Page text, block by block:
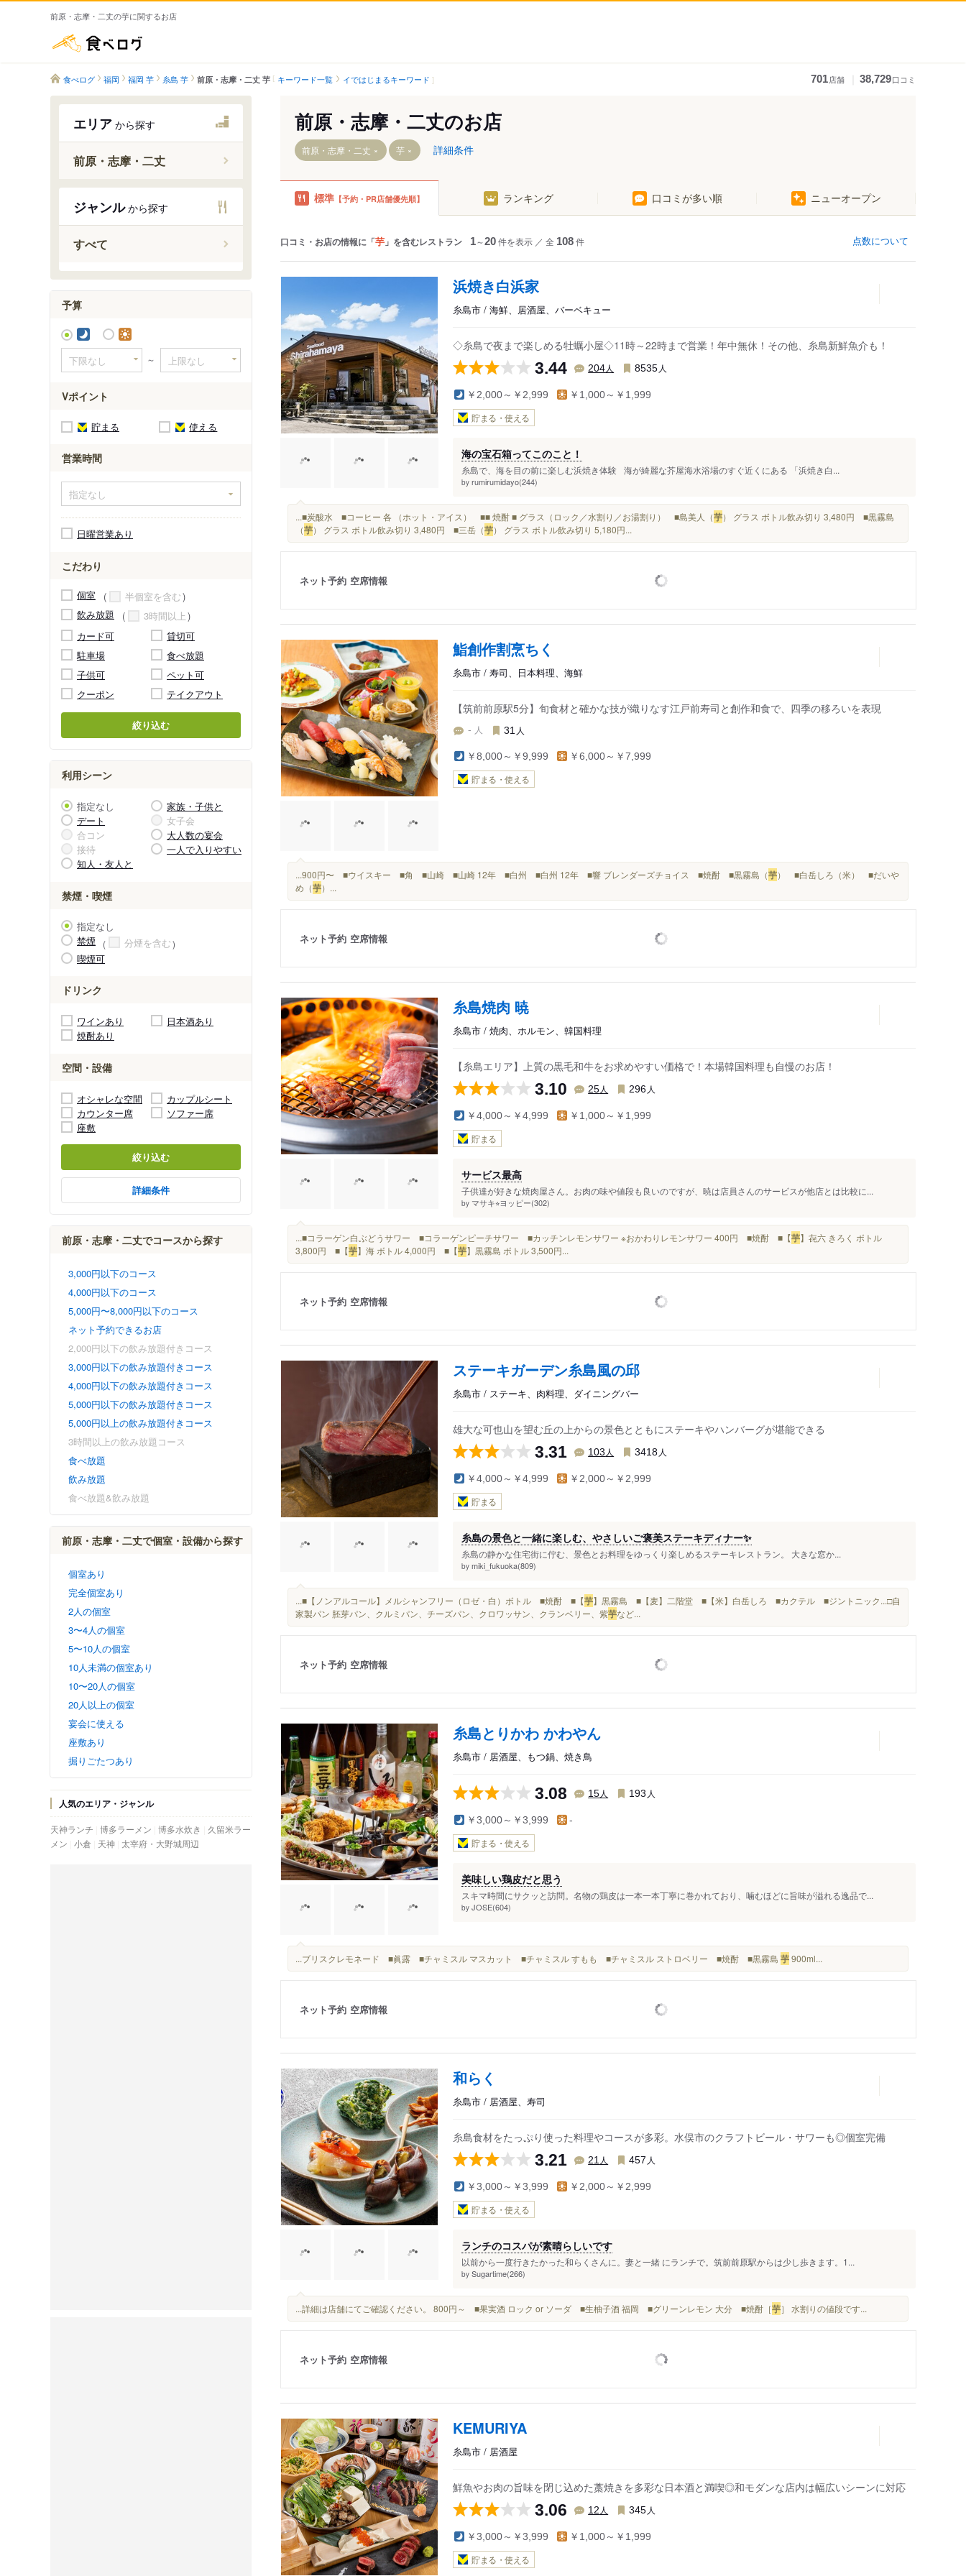
前原・志摩・二丈の芋に関するお店
食べログ 福岡 福岡 芋 糸島 芋 前原・志摩・二丈 芋 キーワード一覧 イではじまるキーワード 701店舗 38,729口コミ
エリア から探す
前原・志摩・二丈
波多江駅
筑前前原駅
美咲が丘駅
加布里駅
筑前深江駅
大入駅
福吉駅
ジャンルから探す
すべて
予算
～
Vポイント
貯まる 使える
営業時間
日曜営業あり
こだわり
個室
半個室を含む
飲み放題
3時間以上
カード可
貸切可
駐車場
食べ放題
子供可
ペット可
クーポン
テイクアウト
絞り込む
利用シーン
指定なし
家族・子供と
デート
女子会
合コン
大人数の宴会
接待
一人で入りやすい
知人・友人と
禁煙・喫煙
指定なし
禁煙
分煙を含む
喫煙可
ドリンク
ワインあり
日本酒あり
焼酎あり
空間・設備
オシャレな空間
カップルシート
カウンター席
ソファー席
座敷
絞り込む
詳細条件
前原・志摩・二丈でコースから探す
3,000円以下のコース
4,000円以下のコース
5,000円〜8,000円以下のコース
ネット予約できるお店
2,000円以下の飲み放題付きコース
3,000円以下の飲み放題付きコース
4,000円以下の飲み放題付きコース
5,000円以下の飲み放題付きコース
5,000円以上の飲み放題付きコース
3時間以上の飲み放題コース
食べ放題
飲み放題
食べ放題&飲み放題
前原・志摩・二丈で個室・設備から探す
個室あり
完全個室あり
2人の個室
3〜4人の個室
5〜10人の個室
10人未満の個室あり
10〜20人の個室
20人以上の個室
宴会に使える
座敷あり
掘りごたつあり
人気のエリア・ジャンル
天神ランチ 博多ラーメン 博多水炊き
久留米ラー
メン 小倉 天神 太宰府・大野城周辺
前原・志摩・二丈のお店
前原・志摩・二丈 芋 詳細条件
標準 【予約・PR店舗優先順】 ランキング 口コミが多い順 ニューオープン
口コミ・お店の情報に「芋 」を含むレストラン 1～20件を表示 ／ 全 108件 点数について
浜焼き白浜家
糸島市 / 海鮮、居酒屋、バーベキュー
◇糸島で夜まで楽しめる牡蠣小屋◇11時～22時まで営業！年中無休！その他、糸島新鮮魚介も！
3.44 204人 8535 人
￥2,000～￥2,999 ￥1,000～￥1,999
貯まる・使える
海の宝石箱ってこのこと！
糸島で、海を目の前に楽しむ浜焼き体験 海が綺麗な芥屋海水浴場のすぐ近くにある 「浜焼き白...
by rumirumidayo(244)
...■炭酸水 ■コーヒー 各 （ホット・アイス） ■■ 焼酎 ■ グラス（ロック／水割り／お湯割り） ■島美人（芋） グラス ボトル飲み切り 3,480円 ■黒霧島
（芋） グラス ボトル飲み切り 3,480円 ■三岳（芋） グラス ボトル飲み切り 5,180円...
ネット予約 空席情報
鮨創作割烹ちく
糸島市 / 寿司、日本料理、海鮮
【筑前前原駅5分】旬食材と確かな技が織りなす江戸前寿司と創作和食で、四季の移ろいを表現
- 人 31 人
￥8,000～￥9,999 ￥6,000～￥7,999
貯まる・使える
...900円〜 ■ウイスキー ■角 ■山崎 ■山崎 12年 ■白州 ■白州 12年 ■響 ブレンダーズチョイス ■焼酎 ■黒霧島（芋） ■白岳しろ（米） ■だいや
め（芋）...
ネット予約 空席情報
糸島焼肉 暁
糸島市 / 焼肉、ホルモン、韓国料理
【糸島エリア】上質の黒毛和牛をお求めやすい価格で！本場韓国料理も自慢のお店！
3.10 25人 296 人
￥4,000～￥4,999 ￥1,000～￥1,999
貯まる
サービス最高
子供達が好きな焼肉屋さん。お肉の味や値段も良いのですが、暁は店員さんのサービスが他店とは比較に...
by マサキ⭐︎ヨッピー(302)
...■コラーゲン白ぶどうサワー ■コラーゲンピーチサワー ■カッチンレモンサワー ※おかわりレモンサワー 400円 ■焼酎 ■【芋】㐂六 きろく ボトル
3,800円 ■【芋】海 ボトル 4,000円 ■【芋】黒霧島 ボトル 3,500円...
ネット予約 空席情報
ステーキガーデン糸島風の邱
糸島市 / ステーキ、肉料理、ダイニングバー
雄大な可也山を望む丘の上からの景色とともにステーキやハンバーグが堪能できる
3.31 103 人 3418 人
￥4,000～￥4,999 ￥2,000～￥2,999
貯まる
糸島の景色と一緒に楽しむ、やさしいご褒美ステーキディナー✨️
糸島の静かな住宅街に佇む、景色とお料理をゆっくり楽しめるステーキレストラン。 大きな窓か...
by miki_fukuoka(809)
...■【ノンアルコール】メルシャンフリー（ロゼ・白）ボトル ■焼酎 ■【芋】黒霧島 ■【麦】二階堂 ■【米】白岳しろ ■カクテル ■ジントニック...□自
家製パン 胚芽パン、クルミパン、チーズパン、クロワッサン、クランベリー、紫芋など...
ネット予約 空席情報
糸島とりかわ かわやん
糸島市 / 居酒屋、もつ鍋、焼き鳥
3.08 15人 193 人
￥3,000～￥3,999 -
貯まる・使える
美味しい鶏皮だと思う
スキマ時間にサクッと訪問。名物の鶏皮は一本一本丁寧に巻かれており、噛むほどに旨味が溢れる逸品で...
by JOSE(604)
...ブリスクレモネード ■眞露 ■チャミスル マスカット ■チャミスル すもも ■チャミスル ストロベリー ■焼酎 ■黒霧島 芋900ml...
ネット予約 空席情報
和らく
糸島市 / 居酒屋、寿司
糸島食材をたっぷり使った料理やコースが多彩。水俣市のクラフトビール・サワーも◎個室完備
3.21 21 人 457 人
￥3,000～￥3,999 ￥2,000～￥2,999
貯まる・使える
ランチのコスパが素晴らしいです
以前から一度行きたかった和らくさんに。妻と一緒 にランチで。筑前前原駅からは少し歩きます。1...
by Sugartime(266)
...詳細は店舗にてご確認ください。 800円～ ■果実酒 ロック or ソーダ ■生柚子酒 福岡 ■グリーンレモン 大分 ■焼酎［芋］ 水割りの値段です...
ネット予約 空席情報
KEMURIYA
糸島市 / 居酒屋
鮮魚やお肉の旨味を閉じ込めた藁焼きを多彩な日本酒と満喫◎和モダンな店内は幅広いシーンに対応
3.06 12 人 345 人
￥3,000～￥3,999 ￥1,000～￥1,999
貯まる・使える